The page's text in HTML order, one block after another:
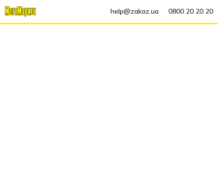
help@zakaz.ua 0800 20 20 20